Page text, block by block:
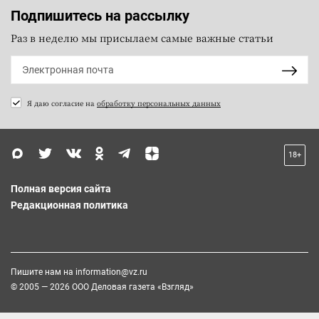
Подпишитесь на рассылку
Раз в неделю мы присылаем самые важные статьи
Я даю согласие на обработку персональных данных
18+
Полная версия сайта
Редакционная политика
Пишите нам на information@vz.ru
© 2005 — 2026 ООО Деловая газета «Взгляд»